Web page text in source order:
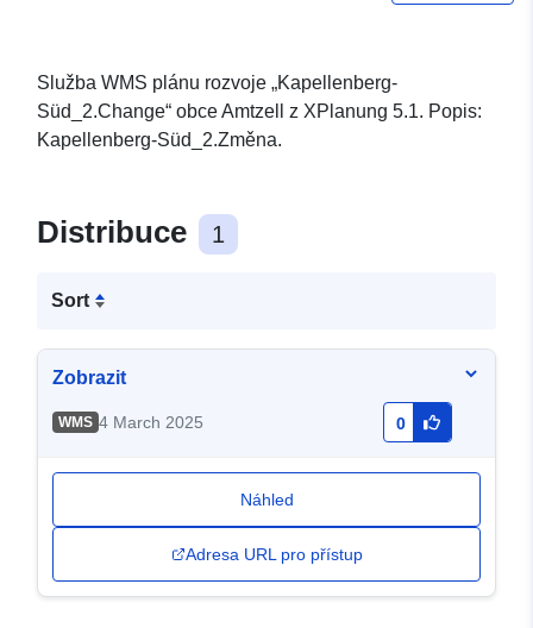
Služba WMS plánu rozvoje „Kapellenberg-
Süd_2.Change“ obce Amtzell z XPlanung 5.1. Popis:
Kapellenberg-Süd_2.Změna.
Distribuce 1
Sort
Zobrazit
WMS 4 March 2025 0
Náhled
Adresa URL pro přístup